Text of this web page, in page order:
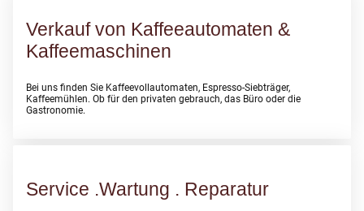
Verkauf von Kaffeeautomaten &
Kaffeemaschinen
Bei uns finden Sie Kaffeevollautomaten, Espresso-Siebträger,
Kaffeemühlen. Ob für den privaten gebrauch, das Büro oder die
Gastronomie.
Service .Wartung . Reparatur